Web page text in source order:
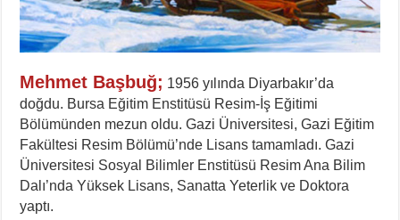
Mehmet Başbuğ; 1956 yılında Diyarbakır’da
doğdu. Bursa Eğitim Enstitüsü Resim-İş Eğitimi
Bölümünden mezun oldu. Gazi Üniversitesi, Gazi Eğitim
Fakültesi Resim Bölümü’nde Lisans tamamladı. Gazi
Üniversitesi Sosyal Bilimler Enstitüsü Resim Ana Bilim
Dalı’nda Yüksek Lisans, Sanatta Yeterlik ve Doktora
yaptı.